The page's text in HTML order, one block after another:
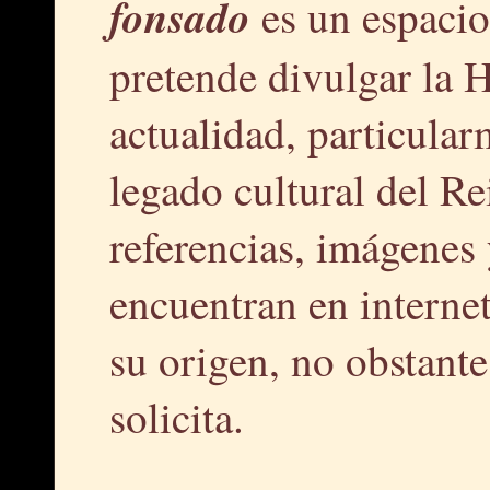
fonsado es un
pretende divulgar la
actualidad,
legado cultural del
referencias,
encuentran en
su origen, no
solicita.